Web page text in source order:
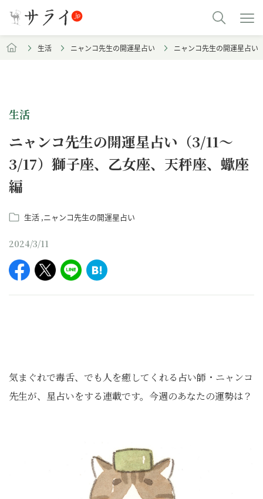
生活 ニャンコ先生の開運星占い ニャンコ先生の開運星占
生活
ニャンコ先生の開運星占い（3/11～
3/17）獅子座、乙女座、天秤座、蠍座
編
生活 ニャンコ先生の開運星占い
2024/3/11
気まぐれで毒舌、でも人を癒してくれる占い師・ニャンコ
先生が、星占いをする連載です。今週のあなたの運勢は？